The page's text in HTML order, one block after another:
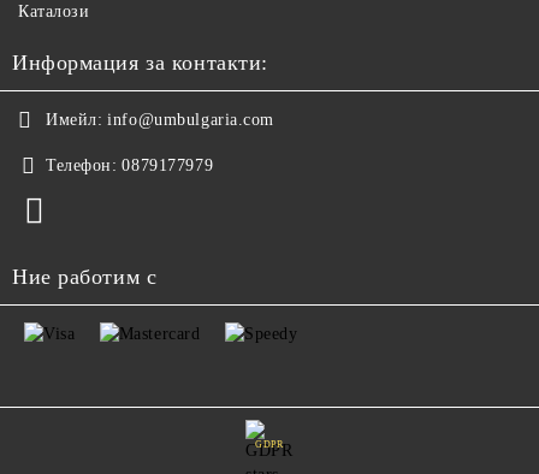
Каталози
Информация за контакти:
Имейл: info@umbulgaria.com
Телефон: 0879177979
Ние работим с
GDPR